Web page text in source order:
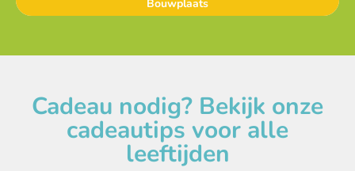
Bouwplaats
Cadeau nodig? Bekijk onze
cadeautips voor alle
leeftijden